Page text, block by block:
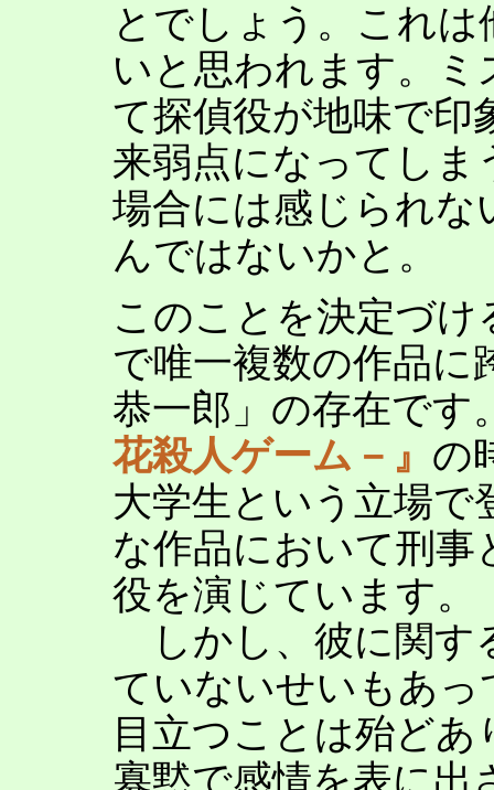
とでしょう。これ
いと思われます。
て探偵役が地味で印
来弱点になってしま
場合には感じられ
んではないかと。
このことを決定づけ
で唯一複数の作品に
恭一郎」の存在です
花殺人ゲーム－』 の
大学生という立場で
な作品において刑事
役を演じています。
しかし、彼に関す
ていないせいもあ
目立つことは殆ど
寡黙で感情を表に出